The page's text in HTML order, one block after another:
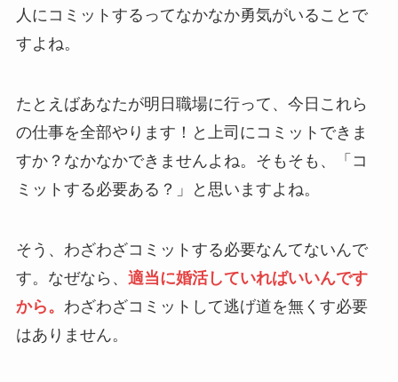
人にコミットするってなかなか勇気がいることで
すよね。
たとえばあなたが明日職場に行って、今日これら
の仕事を全部やります！と上司にコミットできま
すか？なかなかできませんよね。そもそも、「コ
ミットする必要ある？」と思いますよね。
そう、わざわざコミットする必要なんてないんで
す。なぜなら、 適当に婚活していればいいんです
から。 わざわざコミットして逃げ道を無くす必要
はありません。